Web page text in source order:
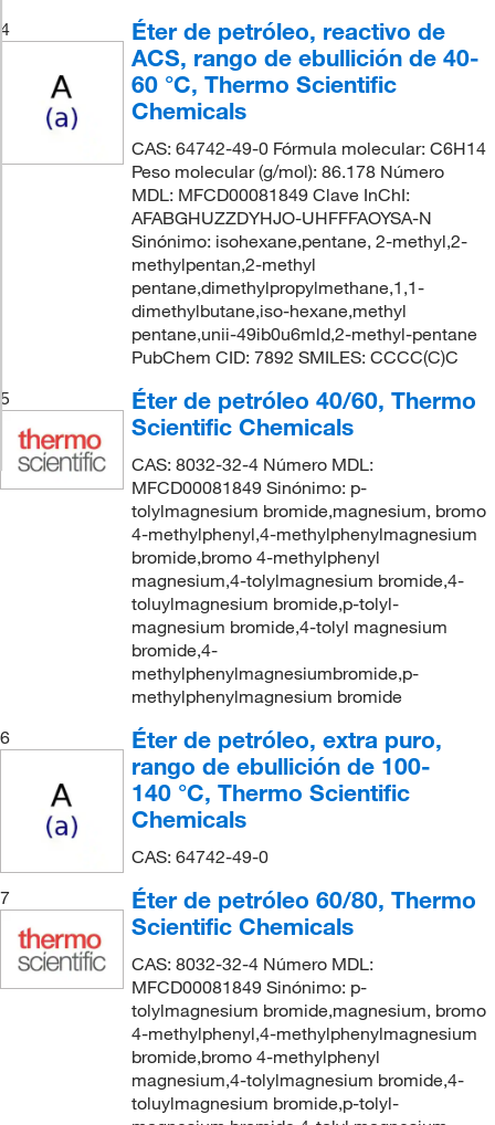
4
Éter de petróleo, reactivo de
ACS, rango de ebullición de 40-
60 °C, Thermo Scientific
Chemicals
CAS: 64742-49-0 Fórmula molecular: C6H14
Peso molecular (g/mol): 86.178 Número
MDL: MFCD00081849 Clave InChI:
AFABGHUZZDYHJO-UHFFFAOYSA-N
Sinónimo: isohexane,pentane, 2-methyl,2-
methylpentan,2-methyl
pentane,dimethylpropylmethane,1,1-
dimethylbutane,iso-hexane,methyl
pentane,unii-49ib0u6mld,2-methyl-pentane
PubChem CID: 7892 SMILES: CCCC(C)C
5
Éter de petróleo 40/60, Thermo
Scientific Chemicals
CAS: 8032-32-4 Número MDL:
MFCD00081849 Sinónimo: p-
tolylmagnesium bromide,magnesium, bromo
4-methylphenyl,4-methylphenylmagnesium
bromide,bromo 4-methylphenyl
magnesium,4-tolylmagnesium bromide,4-
toluylmagnesium bromide,p-tolyl-
magnesium bromide,4-tolyl magnesium
bromide,4-
methylphenylmagnesiumbromide,p-
methylphenylmagnesium bromide
6
Éter de petróleo, extra puro,
rango de ebullición de 100-
140 °C, Thermo Scientific
Chemicals
CAS: 64742-49-0
7
Éter de petróleo 60/80, Thermo
Scientific Chemicals
CAS: 8032-32-4 Número MDL:
MFCD00081849 Sinónimo: p-
tolylmagnesium bromide,magnesium, bromo
4-methylphenyl,4-methylphenylmagnesium
bromide,bromo 4-methylphenyl
magnesium,4-tolylmagnesium bromide,4-
toluylmagnesium bromide,p-tolyl-